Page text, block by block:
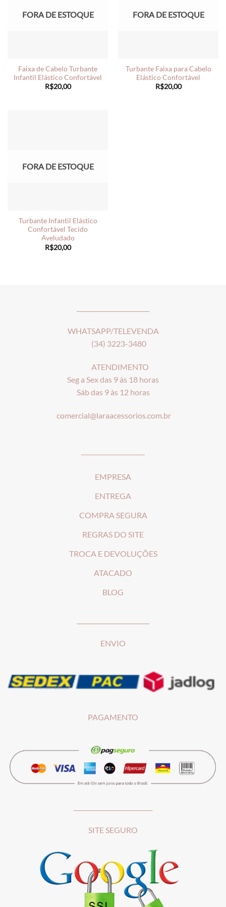
FORA DE ESTOQUE
Faixa de Cabelo Turbante
Infantil Elástico Confortável
R$20,00
FORA DE ESTOQUE
Turbante Faixa para Cabelo
Elástico Confortável
R$20,00
FORA DE ESTOQUE
Turbante Infantil Elástico
Confortável Tecido
Aveludado
R$20,00
WHATSAPP/TELEVENDA
(34) 3223-3480
ATENDIMENTO
Seg a Sex das 9 às 18 horas
Sáb das 9 às 12 horas
comercial@laraacessorios.com.br
EMPRESA
ENTREGA
COMPRA SEGURA
REGRAS DO SITE
TROCA E DEVOLUÇÕES
ATACADO
BLOG
ENVIO
PAGAMENTO
SITE SEGURO